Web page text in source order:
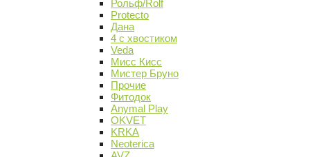
Рольф/Rolf
Protecto
Дана
4 с хвостиком
Veda
Мисс Кисс
Мистер Бруно
Прочие
Фитодок
Anymal Play
OKVET
KRKA
Neoterica